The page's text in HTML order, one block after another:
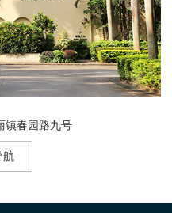
镇春园路九号
航